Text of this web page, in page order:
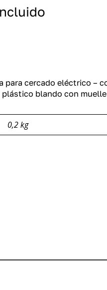
para cercado eléctrico –
plástico blando con
0,2 kg